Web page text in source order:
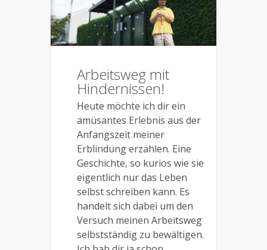
Arbeitsweg mit
Hindernissen!
Heute möchte ich dir ein
amüsantes Erlebnis aus der
Anfangszeit meiner
Erblindung erzählen. Eine
Geschichte, so kurios wie sie
eigentlich nur das Leben
selbst schreiben kann. Es
handelt sich dabei um den
Versuch meinen Arbeitsweg
selbstständig zu bewältigen.